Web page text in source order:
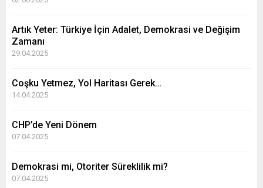
Artık Yeter: Türkiye İçin Adalet, Demokrasi ve Değişim
Zamanı
29.04.2025
Coşku Yetmez, Yol Haritası Gerek…
14.04.2025
CHP’de Yeni Dönem
07.04.2025
Demokrasi mi, Otoriter Süreklilik mi?
07.04.2025